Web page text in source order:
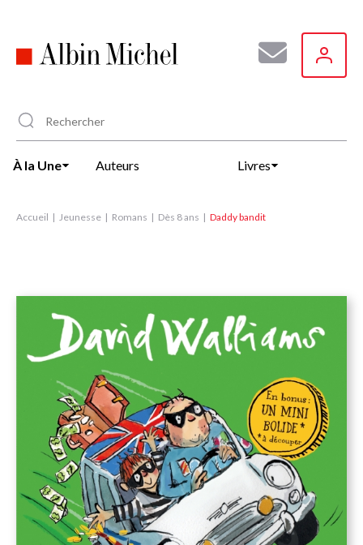
principal
À la Une Auteurs Livres
Accueil Jeunesse Romans Dès 8 ans Daddy bandit